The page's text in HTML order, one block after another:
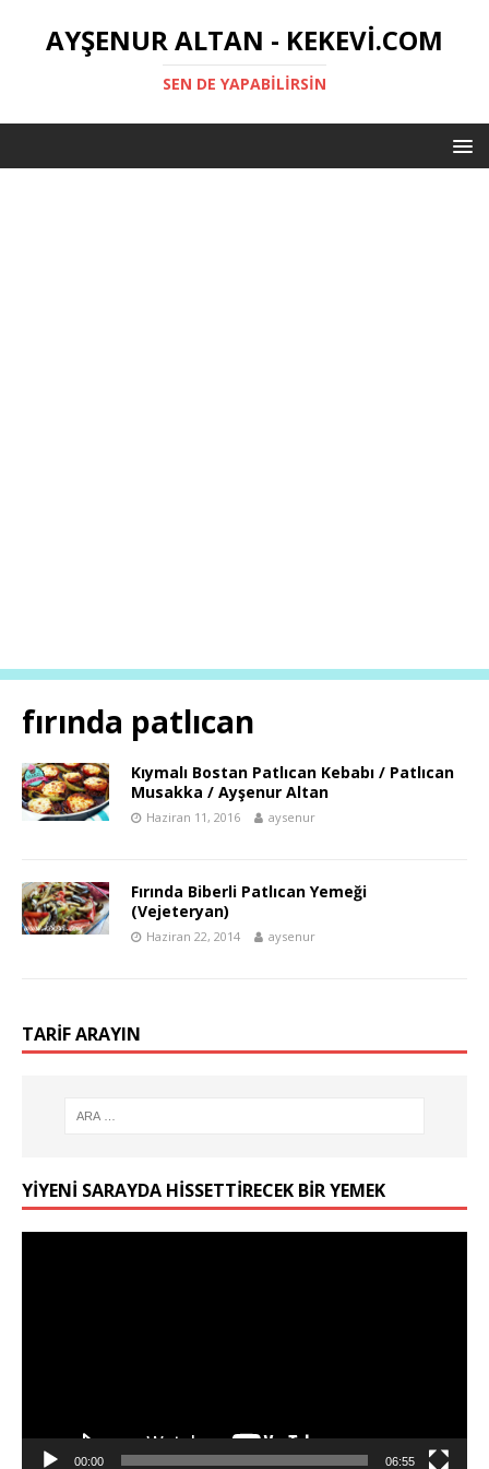
AYŞENUR ALTAN - KEKEVI.COM
SEN DE YAPABILIRSIN
fırında patlıcan
Kıymalı Bostan Patlıcan Kebabı / Patlıcan
Musakka / Ayşenur Altan
Haziran 11, 2016 aysenur
Fırında Biberli Patlıcan Yemeği
(Vejeteryan)
Haziran 22, 2014 aysenur
TARIF ARAYIN
YIYENI SARAYDA HISSETTIRECEK BIR YEMEK
00:00 06:55